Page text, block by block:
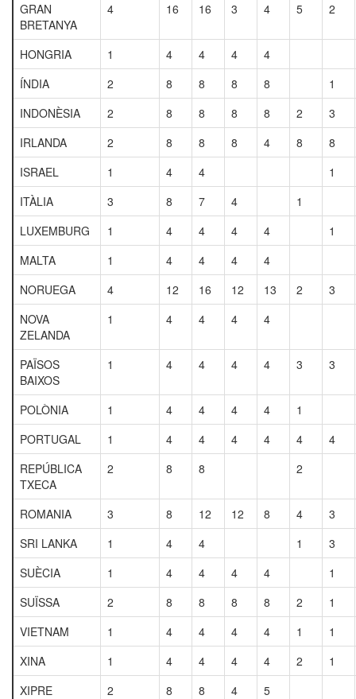
GRAN
BRETANYA
4 16 16 3 4 5 2
HONGRIA 1 4 4 4
4
ÍNDIA
2 8 8 8 8
1
INDONÈSIA
2 8 8 8 8 2
3
IRLANDA
2 8 8 8 4 8
8
ISRAEL
1 4 4
1
ITÀLIA
3 8 7 4
1
LUXEMBURG
1 4 4 4 4
1
MALTA
1 4 4 4
4
NORUEGA
4 12 16 12 13 2
3
NOVA
ZELANDA
1 4 4 4 4
PAÏSOS
BAIXOS
1 4 4 4 4 3 3
POLÒNIA 1 4 4 4 4
1
PORTUGAL
1 4 4 4 4 4
4
REPÚBLICA
TXECA
2 8 8 2
ROMANIA 3 8 12 12 8 4
3
SRI LANKA
1 4 4 1
3
SUÈCIA
1 4 4 4 4
1
SUÏSSA
2 8 8 8 8 2
1
VIETNAM
1 4 4 4 4 1
1
XINA
1 4 4 4 4 2
1
XIPRE
2 8 8 4
5